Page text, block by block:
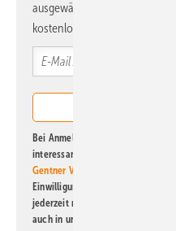
ausgewählte Informationen
kostenlos direkt ins Postfach.
Bei Anmeldung zu diesem
interessante Verlags- und Online-
Gentner Verlag GmbH & Co. KG
Einwilligung kann ich jederzeit
jederzeit möglich. Informationen
auch in unserer